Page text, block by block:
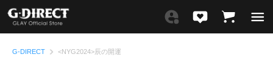
G-DIRECT <NYG2024>辰の開運